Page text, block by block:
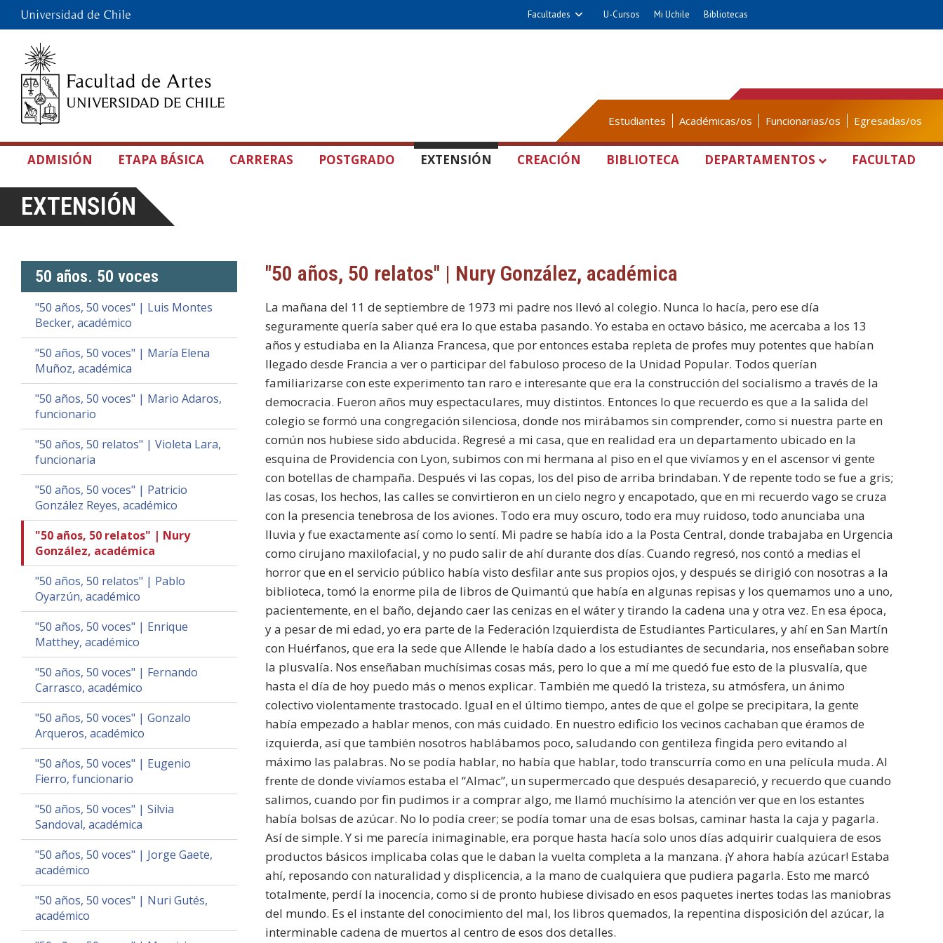
Facultades U-Cursos Mi Uchile Bibliotecas
Estudiantes Académicas/os Funcionarias/os Egresadas/os
ADMISIÓN ETAPA BÁSICA CARRERAS POSTGRADO EXTENSIÓN CREACIÓN BIBLIOTECA DEPARTAMENTOS FACULTAD
EXTENSIÓN
50 años. 50 voces
"50 años, 50 voces" | Luis Montes
Becker, académico
"50 años, 50 voces" | María Elena
Muñoz, académica
"50 años, 50 voces" | Mario Adaros,
funcionario
"50 años, 50 relatos" | Violeta Lara,
funcionaria
"50 años, 50 voces" | Patricio
González Reyes, académico
"50 años, 50 relatos" | Nury
González, académica
"50 años, 50 relatos" | Pablo
Oyarzún, académico
"50 años, 50 voces" | Enrique
Matthey, académico
"50 años, 50 voces" | Fernando
Carrasco, académico
"50 años, 50 voces" | Gonzalo
Arqueros, académico
"50 años, 50 voces" | Eugenio
Fierro, funcionario
"50 años, 50 voces" | Silvia
Sandoval, académica
"50 años, 50 voces" | Jorge Gaete,
académico
"50 años, 50 voces" | Nuri Gutés,
académico
"50 años, 50 relatos" | Nury González, académica
La mañana del 11 de septiembre de 1973 mi padre nos llevó al colegio. Nunca lo hacía, pero ese día
seguramente quería saber qué era lo que estaba pasando. Yo estaba en octavo básico, me acercaba a los 13
años y estudiaba en la Alianza Francesa, que por entonces estaba repleta de profes muy potentes que habían
llegado desde Francia a ver o participar del fabuloso proceso de la Unidad Popular. Todos querían
familiarizarse con este experimento tan raro e interesante que era la construcción del socialismo a través de la
democracia. Fueron años muy espectaculares, muy distintos. Entonces lo que recuerdo es que a la salida del
colegio se formó una congregación silenciosa, donde nos mirábamos sin comprender, como si nuestra parte en
común nos hubiese sido abducida. Regresé a mi casa, que en realidad era un departamento ubicado en la
esquina de Providencia con Lyon, subimos con mi hermana al piso en el que vivíamos y en el ascensor vi gente
con botellas de champaña. Después vi las copas, los del piso de arriba brindaban. Y de repente todo se fue a gris;
las cosas, los hechos, las calles se convirtieron en un cielo negro y encapotado, que en mi recuerdo vago se cruza
con la presencia tenebrosa de los aviones. Todo era muy oscuro, todo era muy ruidoso, todo anunciaba una
lluvia y fue exactamente así como lo sentí. Mi padre se había ido a la Posta Central, donde trabajaba en Urgencia
como cirujano maxilofacial, y no pudo salir de ahí durante dos días. Cuando regresó, nos contó a medias el
horror que en el servicio público había visto desfilar ante sus propios ojos, y después se dirigió con nosotras a la
biblioteca, tomó la enorme pila de libros de Quimantú que había en algunas repisas y los quemamos uno a uno,
pacientemente, en el baño, dejando caer las cenizas en el wáter y tirando la cadena una y otra vez. En esa época,
y a pesar de mi edad, yo era parte de la Federación Izquierdista de Estudiantes Particulares, y ahí en San Martín
con Huérfanos, que era la sede que Allende le había dado a los estudiantes de secundaria, nos enseñaban sobre
la plusvalía. Nos enseñaban muchísimas cosas más, pero lo que a mí me quedó fue esto de la plusvalía, que
hasta el día de hoy puedo más o menos explicar. También me quedó la tristeza, su atmósfera, un ánimo
colectivo violentamente trastocado. Igual en el último tiempo, antes de que el golpe se precipitara, la gente
había empezado a hablar menos, con más cuidado. En nuestro edificio los vecinos cachaban que éramos de
izquierda, así que también nosotros hablábamos poco, saludando con gentileza fingida pero evitando al
máximo las palabras. No se podía hablar, no había que hablar, todo transcurría como en una película muda. Al
frente de donde vivíamos estaba el “Almac”, un supermercado que después desapareció, y recuerdo que cuando
salimos, cuando por fin pudimos ir a comprar algo, me llamó muchísimo la atención ver que en los estantes
había bolsas de azúcar. No lo podía creer; se podía tomar una de esas bolsas, caminar hasta la caja y pagarla.
Así de simple. Y si me parecía inimaginable, era porque hasta hacía solo unos días adquirir cualquiera de esos
productos básicos implicaba colas que le daban la vuelta completa a la manzana. ¡Y ahora había azúcar! Estaba
ahí, reposando con naturalidad y displicencia, a la mano de cualquiera que pudiera pagarla. Esto me marcó
totalmente, perdí la inocencia, como si de pronto hubiese divisado en esos paquetes inertes todas las maniobras
del mundo. Es el instante del conocimiento del mal, los libros quemados, la repentina disposición del azúcar, la
interminable cadena de muertos al centro de esos dos detalles.